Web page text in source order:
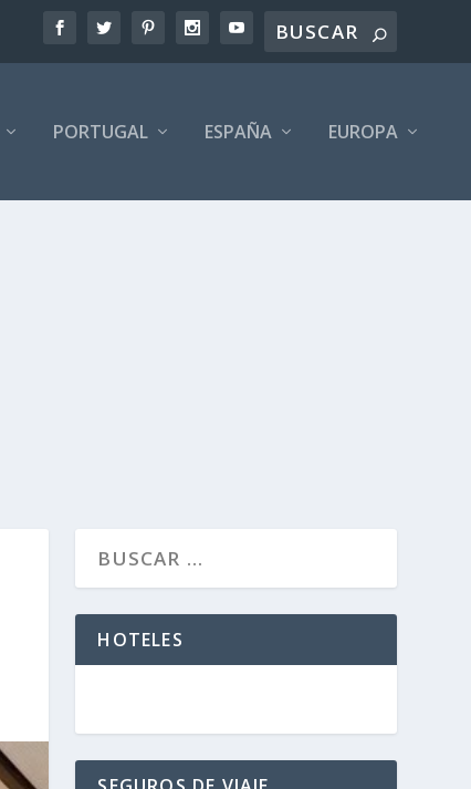
PORTUGAL ESPAÑA EUROPA
HOTELES